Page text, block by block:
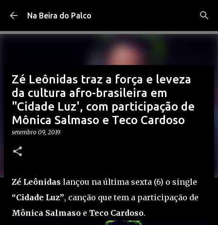
Pular para o conteúdo principal
Na Beira do Palco
Zé Leônidas traz a força e leveza
da cultura afro-brasileira em
"Cidade Luz', com participação de
Mônica Salmaso e Teco Cardoso
setembro 09, 2019
Zé Leônidas lançou na última sexta (6) o single
“Cidade Luz”, canção que tem a participação de
Mônica Salmaso e Teco Cardoso.